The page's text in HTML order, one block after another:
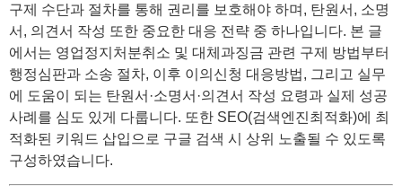
구제 수단과 절차를 통해 권리를 보호해야 하며, 탄원서, 소명
서, 의견서 작성 또한 중요한 대응 전략 중 하나입니다. 본 글
에서는 영업정지처분취소 및 대체과징금 관련 구제 방법부터
행정심판과 소송 절차, 이후 이의신청 대응방법, 그리고 실무
에 도움이 되는 탄원서·소명서·의견서 작성 요령과 실제 성공
사례를 심도 있게 다룹니다. 또한 SEO(검색엔진최적화)에 최
적화된 키워드 삽입으로 구글 검색 시 상위 노출될 수 있도록
구성하였습니다.